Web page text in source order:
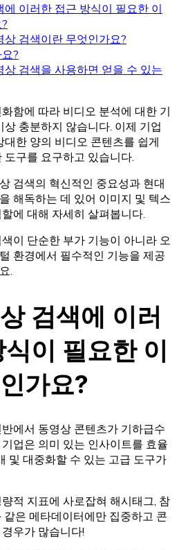
에 이러한 접근 방식이 필요한 이
상 검색이란 무엇인가요?
?
상 검색을 사용하면 얻을 수 있는
함에 따라 비디오 분석에 대한 기
충분하지 않습니다. 이제 기업
한 양의 비디오 콘텐츠를 쉽게
구를 요구하고 있습니다.
검색의 혁신적인 중요성과 현대
해독하는 데 있어 이미지 및 텍스
에 대해 자세히 살펴봅니다.
이 단순한 부가 기능이 아니라 오
환경에서 필수적인 기능을 제공
.
검색에 이러
이 필요한 이
가요?
에서 동영상 콘텐츠가 기하급수
업은 의미 있는 인사이트를 효율
및 대중화할 수 있는 고급 도구가
적 지표에 사로잡혀 해시태그, 참
은 메타데이터에만 집중하고 콘
우가 많습니다!